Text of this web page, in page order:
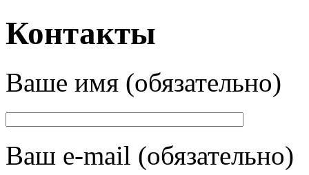
Контакты
Ваше имя (обязательно)
Ваш e-mail (обязательно)